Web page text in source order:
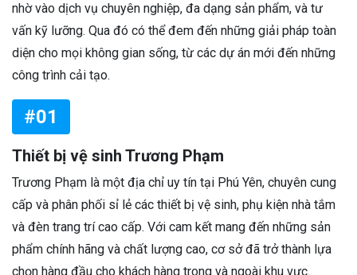
nhờ vào dịch vụ chuyên nghiệp, đa dạng sản phẩm, và tư
vấn kỹ lưỡng. Qua đó có thể đem đến những giải pháp toàn
diện cho mọi không gian sống, từ các dự án mới đến những
công trình cải tạo.
#01
Thiết bị vệ sinh Trương Phạm
Trương Phạm là một địa chỉ uy tín tại Phú Yên, chuyên cung
cấp và phân phối sỉ lẻ các thiết bị vệ sinh, phụ kiện nhà tắm
và đèn trang trí cao cấp. Với cam kết mang đến những sản
phẩm chính hãng và chất lượng cao, cơ sở đã trở thành lựa
chọn hàng đầu cho khách hàng trong và ngoài khu vực.